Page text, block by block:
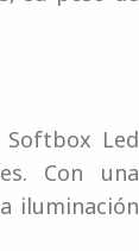
Led
Con una
iluminación